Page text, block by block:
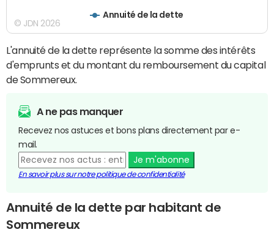
Annuité de la dette
© JDN 2026
L'annuité de la dette représente la somme des intérêts
d'emprunts et du montant du remboursement du capital
de Sommereux.
A ne pas manquer
Recevez nos astuces et bons plans directement par e-
mail.
Je m'abonne
En savoir plus sur notre politique de confidentialité
Annuité de la dette par habitant de
Sommereux